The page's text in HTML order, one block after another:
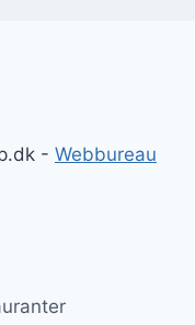
- Webbureau